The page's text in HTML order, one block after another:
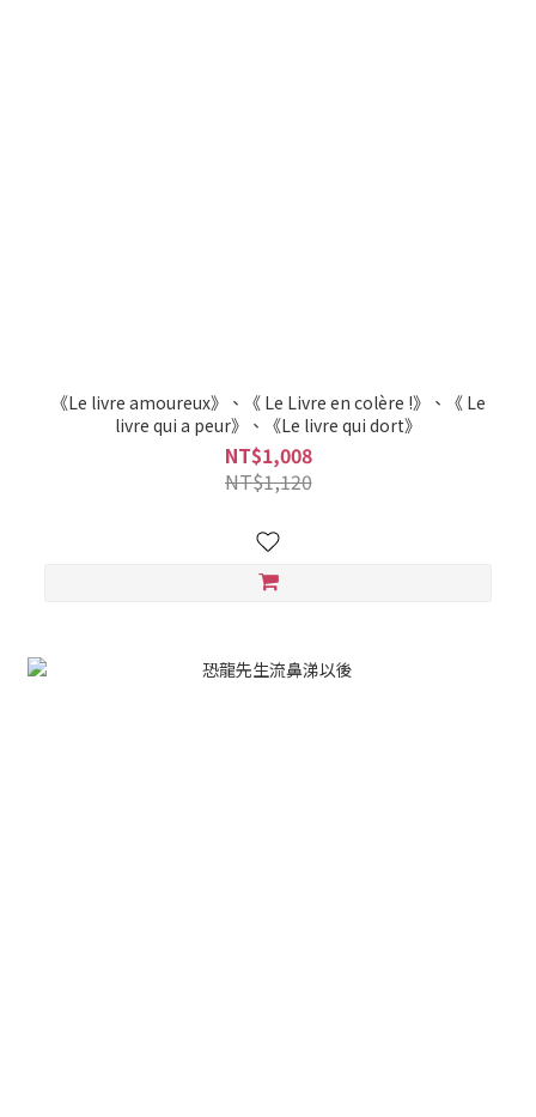
《Le livre amoureux》、《 Le Livre en colère !》、《 Le
livre qui a peur》、《Le livre qui dort》
NT$1,008
NT$1,120